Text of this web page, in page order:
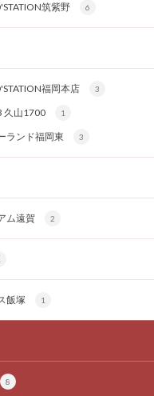
筑紫野 6
福岡本店 3
久山1700 1
ランド福岡東 3
ム遠賀 2
飯塚 1
8